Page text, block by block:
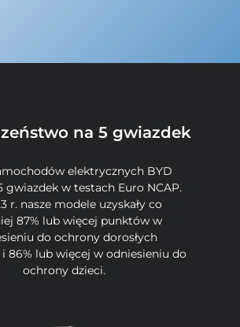
na 5 gwiazdek
elektrycznych BYD
gwiazdek w testach Euro NCAP.
r. nasze modele uzyskały co
87% lub więcej punktów w
do ochrony dorosłych
i 86% lub więcej w odniesieniu do
ochrony dzieci.